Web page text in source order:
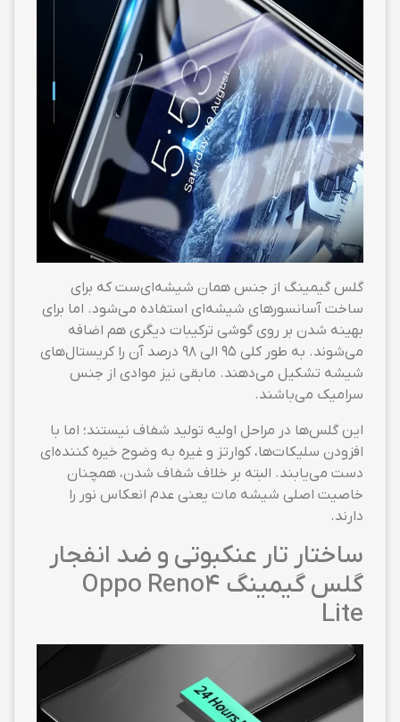
گلس گیمینگ از جنس همان شیشه‌ای‌ست که برای
ساخت آسانسورهای شیشه‌ای استفاده می‌شود. اما برای
بهینه شدن بر روی گوشی ترکیبات دیگری هم اضافه
می‌شوند. به طور کلی ۹۵ الی ۹۸ درصد آن را کریستال‌های
شیشه تشکیل می‌دهند. مابقی نیز موادی از جنس
سرامیک می‌باشند.
این گلس‌ها در مراحل اولیه تولید شفاف نیستند؛ اما با
افزودن سلیکات‌ها، کوارتز و غیره به وضوح خیره کننده‌ای
دست می‌یابند. البته بر خلاف شفاف شدن، همچنان
خاصیت اصلی شیشه مات یعنی عدم انعکاس نور را
دارند.
ساختار تار عنکبوتی و ضد انفجار
گلس گیمینگ Oppo Reno4
Lite